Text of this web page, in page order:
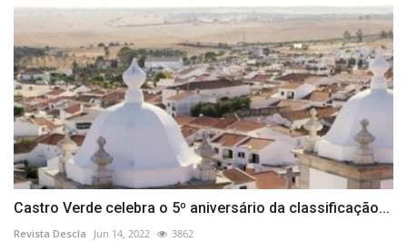
Castro Verde celebra o 5º aniversário da classificação...
Revista Descla Jun 14, 2022 3862